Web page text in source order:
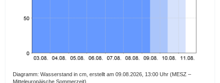
Diagramm: Wasserstand in cm, erstellt am 09.08.2026, 13:00 Uhr (MESZ –
Mitteleuropäische Sommerzeit)